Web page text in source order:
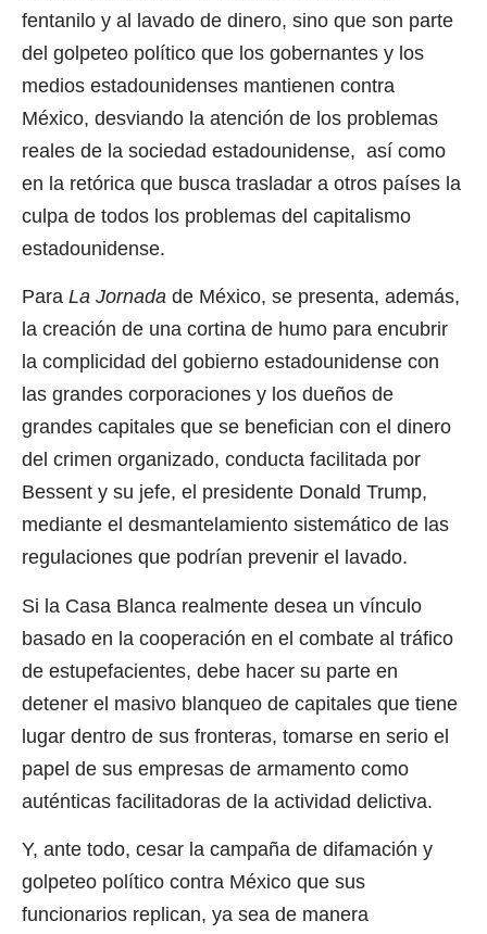
fentanilo y al lavado de dinero, sino que son parte
del golpeteo político que los gobernantes y los
medios estadounidenses mantienen contra
México, desviando la atención de los problemas
reales de la sociedad estadounidense, así como
en la retórica que busca trasladar a otros países la
culpa de todos los problemas del capitalismo
estadounidense.
Para La Jornada de México, se presenta, además,
la creación de una cortina de humo para encubrir
la complicidad del gobierno estadounidense con
las grandes corporaciones y los dueños de
grandes capitales que se benefician con el dinero
del crimen organizado, conducta facilitada por
Bessent y su jefe, el presidente Donald Trump,
mediante el desmantelamiento sistemático de las
regulaciones que podrían prevenir el lavado.
Si la Casa Blanca realmente desea un vínculo
basado en la cooperación en el combate al tráfico
de estupefacientes, debe hacer su parte en
detener el masivo blanqueo de capitales que tiene
lugar dentro de sus fronteras, tomarse en serio el
papel de sus empresas de armamento como
auténticas facilitadoras de la actividad delictiva.
Y, ante todo, cesar la campaña de difamación y
golpeteo político contra México que sus
funcionarios replican, ya sea de manera